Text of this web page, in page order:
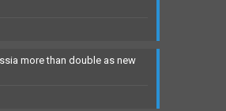
more than double as new